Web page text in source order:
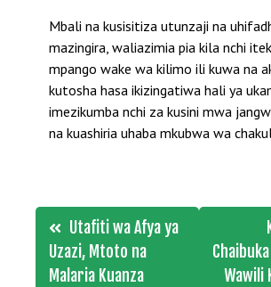
Mbali na kusisitiza utunzaji na
mazingira, waliazimia pia kila nchi
mpango wake wa kilimo ili kuwa na
kutosha hasa ikizingatiwa hali ya
imezikumba nchi za kusini mwa
na kuashiria uhaba mkubwa wa
Post
navigation
Utafiti wa Afya ya
Uzazi, Mtoto na
Malaria Kuanza
Wawili